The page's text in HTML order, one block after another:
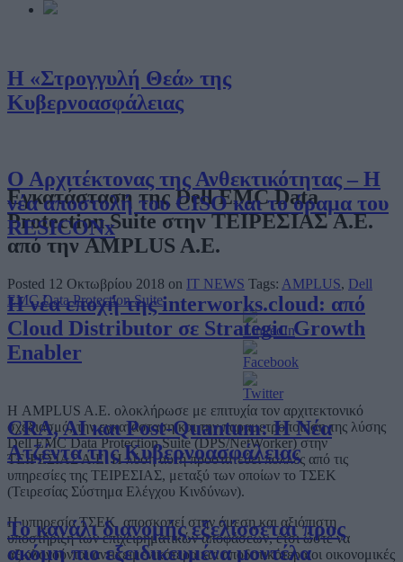
Η «Στρογγυλή Θεά» της
Κυβερνοασφάλειας
Ο Αρχιτέκτονας της Ανθεκτικότητας – Η
νέα αποστολή του CISO και το όραμα του
RESICONx
Η νέα εποχή της interworks.cloud: από
Cloud Distributor σε Strategic Growth
Enabler
CRA, AI και Post-Quantum: Η Νέα
Ατζέντα της Κυβερνοασφάλειας
Το κανάλι διανομής εξελίσσεται προς
ακόμη πιο εξειδικευμένα μοντέλα
Εγκατάσταση της Dell EMC Data
Protection Suite στην ΤΕΙΡΕΣΙΑΣ Α.Ε.
από την AMPLUS A.E.
Posted 12 Οκτωβρίου 2018 on IT NEWS Tags: AMPLUS, Dell
EMC Data Protection Suite
Η AMPLUS A.E. ολοκλήρωσε με επιτυχία τον αρχιτεκτονικό
σχεδιασμό, την εγκατάσταση και την παραμετροποίηση της λύσης
Dell EMC Data Protection Suite (DPS/NetWorker) στην
ΤΕΙΡΕΣΙΑΣ Α.Ε. Η λύση αυτή προστατεύει πολλές από τις
υπηρεσίες της ΤΕΙΡΕΣΙΑΣ, μεταξύ των οποίων το ΤΣΕΚ
(Τειρεσίας Σύστημα Ελέγχου Κινδύνων).
Η υπηρεσία ΤΣΕΚ αποσκοπεί στην άμεση και αξιόπιστη
υποστήριξη των επιχειρηματικών αποφάσεων, έτσι ώστε να
αξιολογούνται αντικειμενικότερα και αποδοτικότερα οι οικονομικές